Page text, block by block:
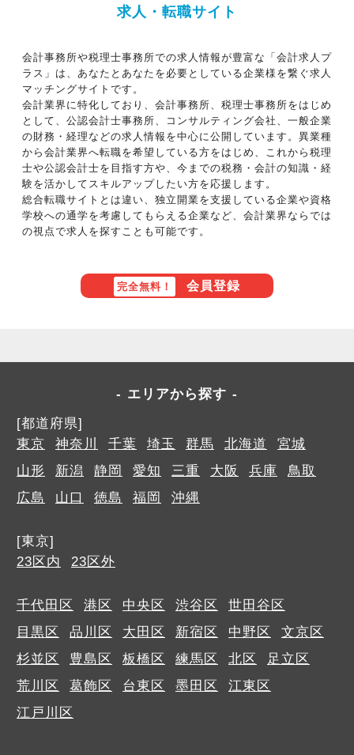
求人・転職サイト
会計事務所や税理士事務所での求人情報が豊富な「会計求人プ
ラス」は、あなたとあなたを必要としている企業様を繋ぐ求人
マッチングサイトです。
会計業界に特化しており、会計事務所、税理士事務所をはじめ
として、公認会計士事務所、コンサルティング会社、一般企業
の財務・経理などの求人情報を中心に公開しています。異業種
から会計業界へ転職を希望している方をはじめ、これから税理
士や公認会計士を目指す方や、今までの税務・会計の知識・経
験を活かしてスキルアップしたい方を応援します。
総合転職サイトとは違い、独立開業を支援している企業や資格
学校への通学を考慮してもらえる企業など、会計業界ならでは
の視点で求人を探すことも可能です。
完全無料！ 会員登録
エリアから探す
[都道府県]
東京
神奈川 千葉 埼玉 群馬 北海道
宮城
山形
新潟 静岡 愛知 三重 大阪 兵庫
鳥取
広島
山口 徳島 福岡 沖縄
[東京]
23区内
23区外
千代田区 港区 中央区 渋谷区
世田谷区
目黒区
品川区 大田区 新宿区 中野区
文京区
杉並区
豊島区 板橋区 練馬区 北区
足立区
荒川区
葛飾区 台東区 墨田区
江東区
江戸川区